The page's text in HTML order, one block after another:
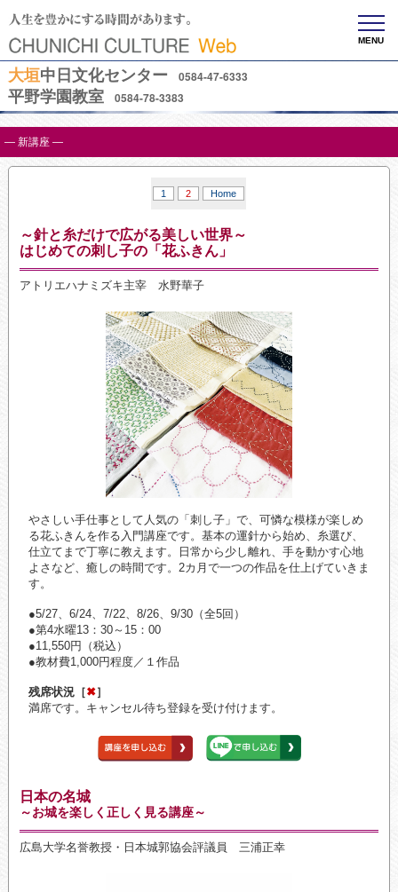
MENU
大垣中日文化センター 0584-47-6333
平野学園教室 0584-78-3383
— 新講座 —
1 2 Home
～針と糸だけで広がる美しい世界～
はじめての刺し子の「花ふきん」
アトリエハナミズキ主宰 水野華子
やさしい手仕事として人気の「刺し子」で、可憐な模様が楽しめ
る花ふきんを作る入門講座です。基本の運針から始め、糸選び、
仕立てまで丁寧に教えます。日常から少し離れ、手を動かす心地
よさなど、癒しの時間です。2カ月で一つの作品を仕上げていきま
す。
●5/27、6/24、7/22、8/26、9/30（全5回）
●第4水曜13：30～15：00
●11,550円（税込）
●教材費1,000円程度／１作品
残席状況［✖］
満席です。キャンセル待ち登録を受け付けます。
日本の名城
～お城を楽しく正しく見る講座～
広島大学名誉教授・日本城郭協会評議員 三浦正幸